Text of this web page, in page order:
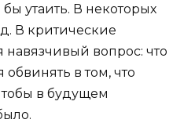
утаить. В некоторых
В критические
вопрос: что
обвинять в том, что
в будущем